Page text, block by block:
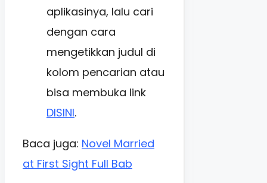
aplikasinya, lalu cari
dengan cara
mengetikkan judul di
kolom pencarian atau
bisa membuka link
DISINI.
Baca juga: Novel Married
at First Sight Full Bab